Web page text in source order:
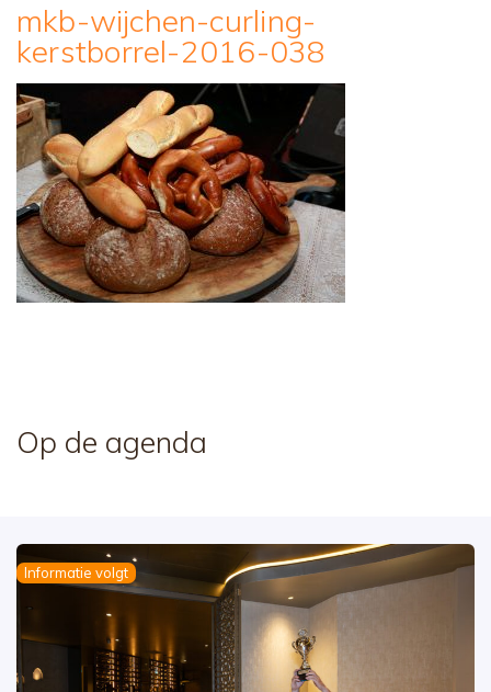
mkb-wijchen-curling-
kerstborrel-2016-038
Op de agenda
Informatie volgt